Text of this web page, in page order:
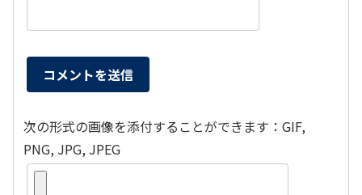
次の形式の画像を添付することができます：GIF,
PNG, JPG, JPEG